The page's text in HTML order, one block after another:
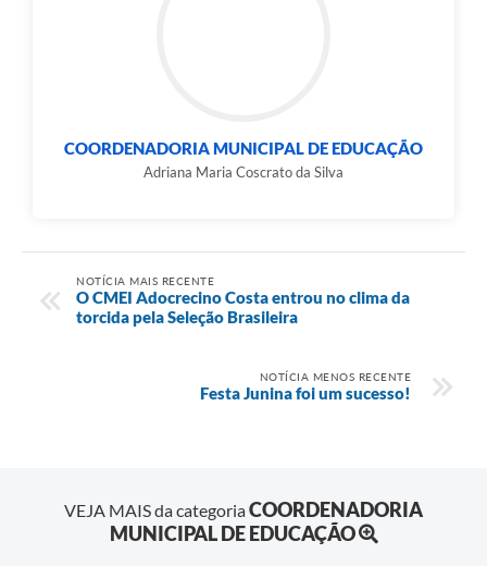
COORDENADORIA MUNICIPAL DE EDUCAÇÃO
Adriana Maria Coscrato da Silva
NOTÍCIA MAIS RECENTE
O CMEI Adocrecino Costa entrou no clima da
torcida pela Seleção Brasileira
NOTÍCIA MENOS RECENTE
Festa Junina foi um sucesso!
VEJA MAIS da categoriaCOORDENADORIA
MUNICIPAL DE EDUCAÇÃO